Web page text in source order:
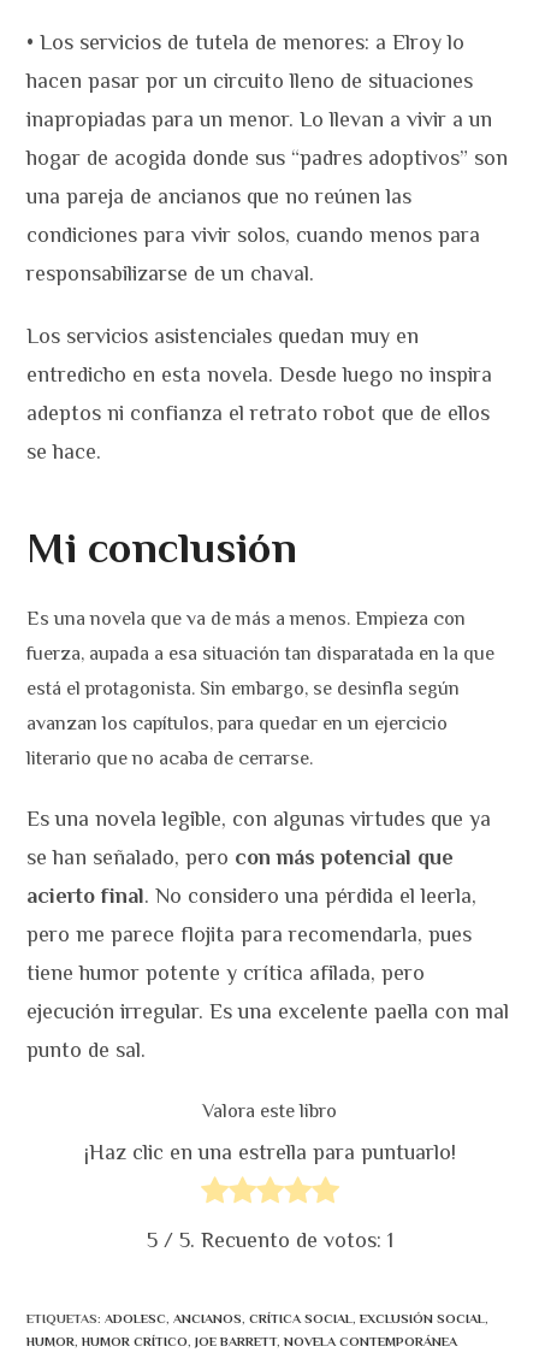
• Los servicios de tutela de menores: a Elroy lo
hacen pasar por un circuito lleno de situaciones
inapropiadas para un menor. Lo llevan a vivir a un
hogar de acogida donde sus “padres adoptivos” son
una pareja de ancianos que no reúnen las
condiciones para vivir solos, cuando menos para
responsabilizarse de un chaval.
Los servicios asistenciales quedan muy en
entredicho en esta novela. Desde luego no inspira
adeptos ni confianza el retrato robot que de ellos
se hace.
Mi conclusión
Es una novela que va de más a menos. Empieza con
fuerza, aupada a esa situación tan disparatada en la que
está el protagonista. Sin embargo, se desinfla según
avanzan los capítulos, para quedar en un ejercicio
literario que no acaba de cerrarse.
Es una novela legible, con algunas virtudes que ya
se han señalado, pero con más potencial que
acierto final. No considero una pérdida el leerla,
pero me parece flojita para recomendarla, pues
tiene humor potente y crítica afilada, pero
ejecución irregular. Es una excelente paella con mal
punto de sal.
Valora este libro
¡Haz clic en una estrella para puntuarlo!
5/ 5. Recuento de votos: 1
ETIQUETAS:ADOLESC, ANCIANOS, CRÍTICA SOCIAL , EXCLUSIÓN SOCIAL ,
HUMOR, HUMOR CRÍTICO, JOE BARRETT, NOVELA CONTEMPORÁNEA